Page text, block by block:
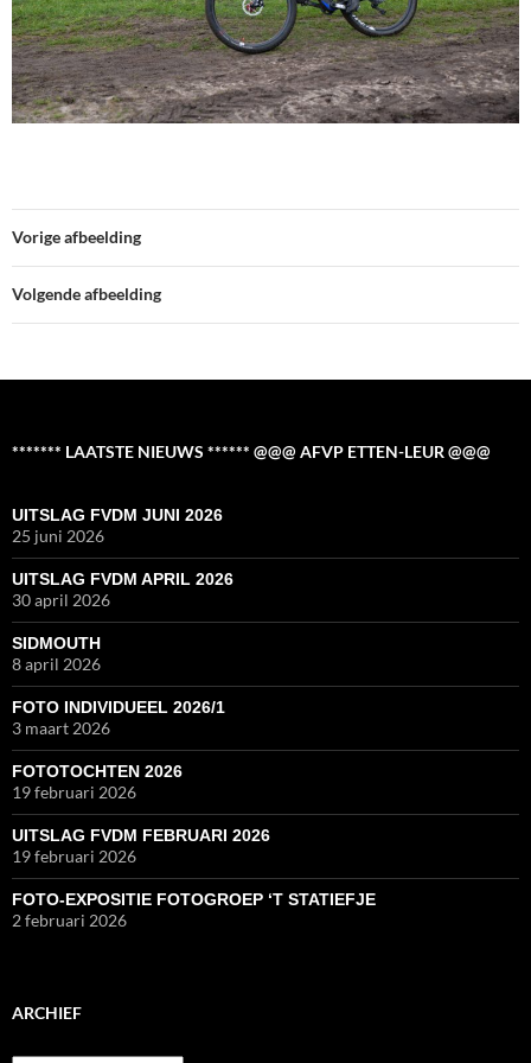
Vorige afbeelding
Volgende afbeelding
******* LAATSTE NIEUWS ****** @@@ AFVP ETTEN-LEUR @@@
UITSLAG FVDM JUNI 2026
25 juni 2026
UITSLAG FVDM APRIL 2026
30 april 2026
SIDMOUTH
8 april 2026
FOTO INDIVIDUEEL 2026/1
3 maart 2026
FOTOTOCHTEN 2026
19 februari 2026
UITSLAG FVDM FEBRUARI 2026
19 februari 2026
FOTO-EXPOSITIE FOTOGROEP ‘T STATIEFJE
2 februari 2026
ARCHIEF